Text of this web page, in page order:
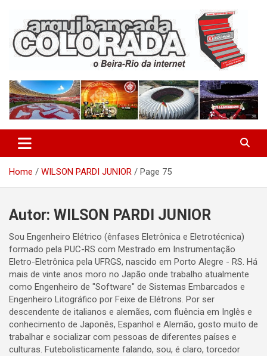
content
Arquibancada Colorada
Home WILSON PARDI JUNIOR Page 75
Autor: WILSON PARDI JUNIOR
Sou Engenheiro Elétrico (ênfases Eletrônica e Eletrotécnica)
formado pela PUC-RS com Mestrado em Instrumentação
Eletro-Eletrônica pela UFRGS, nascido em Porto Alegre - RS. Há
mais de vinte anos moro no Japão onde trabalho atualmente
como Engenheiro de "Software" de Sistemas Embarcados e
Engenheiro Litográfico por Feixe de Elétrons. Por ser
descendente de italianos e alemães, com fluência em Inglês e
conhecimento de Japonês, Espanhol e Alemão, gosto muito de
trabalhar e socializar com pessoas de diferentes países e
culturas. Futebolisticamente falando, sou, é claro, torcedor